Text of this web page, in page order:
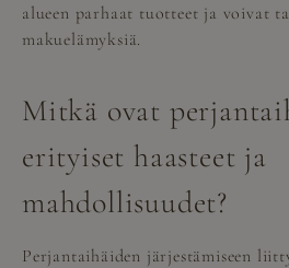
alueen parhaat tuotteet ja voivat
makuelämyksiä.
Mitkä ovat
erityiset haasteet ja
mahdollisuudet?
Perjantaihäiden järjestämiseen